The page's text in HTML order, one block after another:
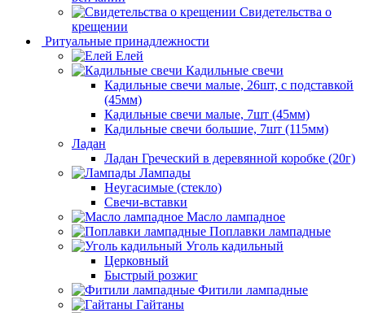
Свидетельства о
крещении
Ритуальные принадлежности
Елей
Кадильные свечи
Кадильные свечи малые, 26шт, с подставкой
(45мм)
Кадильные свечи малые, 7шт (45мм)
Кадильные свечи большие, 7шт (115мм)
Ладан
Ладан Греческий в деревянной коробке (20г)
Лампады
Неугасимые (стекло)
Свечи-вставки
Масло лампадное
Поплавки лампадные
Уголь кадильный
Церковный
Быстрый розжиг
Фитили лампадные
Гайтаны